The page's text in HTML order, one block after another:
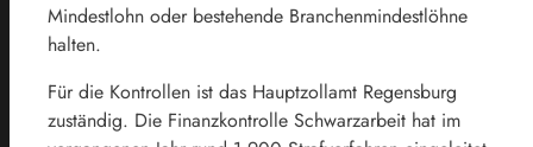
Mindestlohn oder bestehende Branchenmindestlöhne
halten.
Für die Kontrollen ist das Hauptzollamt Regensburg
zuständig. Die Finanzkontrolle Schwarzarbeit hat im